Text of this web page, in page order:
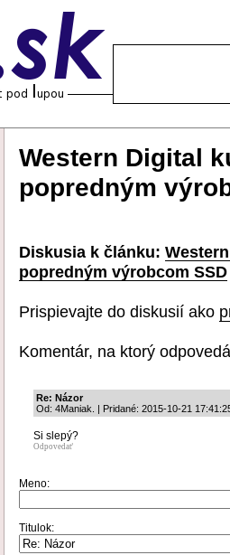
Western Digital
popredným
Diskusia k článku:
popredným výrobcom SSD
Prispievajte do diskusií ako
Komentár, na ktorý
Re: Názor
Od: 4Maniak. | Pridané: 2015-10-21
Si slepý?
Odpovedať
Meno:
Titulok: